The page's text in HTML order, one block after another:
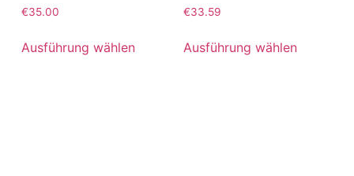
€35.00
Ausführung wählen
€33.59
Ausführung wählen